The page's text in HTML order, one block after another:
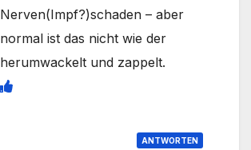
Nerven(Impf?)schaden – aber
normal ist das nicht wie der
herumwackelt und zappelt.
ANTWORTEN